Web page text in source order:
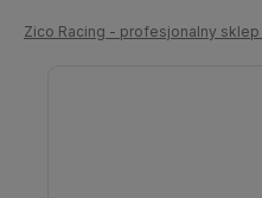
Zico Racing - profesjonalny